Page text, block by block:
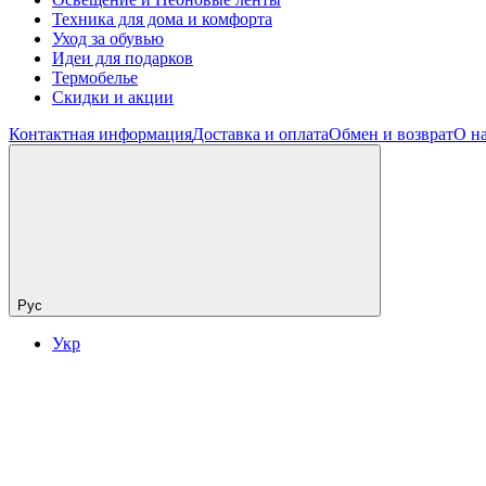
Техника для дома и комфорта
Уход за обувью
Идеи для подарков
Термобелье
Скидки и акции
Контактная информацияДоставка и оплатаОбмен и возвратО
Рус
Укр